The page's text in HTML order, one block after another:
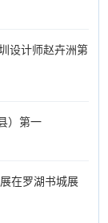
设计师赵卉洲第
）第一
在罗湖书城展